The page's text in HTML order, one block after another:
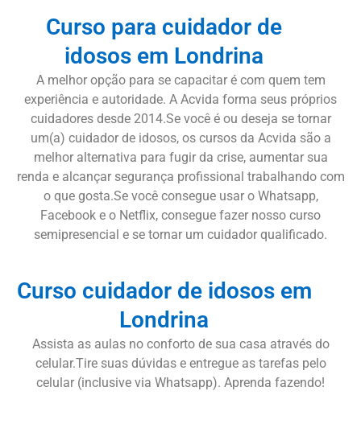
Curso para cuidador de
idosos em Londrina
A melhor opção para se capacitar é com quem tem
experiência e autoridade. A Acvida forma seus próprios
cuidadores desde 2014.Se você é ou deseja se tornar
um(a) cuidador de idosos, os cursos da Acvida são a
melhor alternativa para fugir da crise, aumentar sua
renda e alcançar segurança profissional trabalhando com
o que gosta.Se você consegue usar o Whatsapp,
Facebook e o Netflix, consegue fazer nosso curso
semipresencial e se tornar um cuidador qualificado.
Curso cuidador de idosos em
Londrina
Assista as aulas no conforto de sua casa através do
celular.Tire suas dúvidas e entregue as tarefas pelo
celular (inclusive via Whatsapp). Aprenda fazendo!